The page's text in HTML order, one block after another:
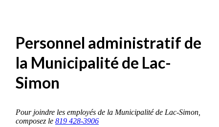
Personnel administratif de
la Municipalité de Lac-
Simon
Pour joindre les employés de la Municipalité de Lac-Simon,
composez le 819 428-3906